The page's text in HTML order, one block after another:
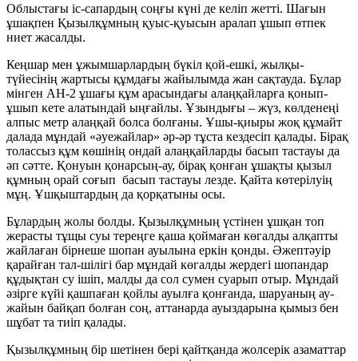
Облыстағы іс-сапардың соңғы күні де келіп жетті. Шағын
ұшақпен Қызылқұмның қуыс-қуысын аралап ұшып өтпек
ниет жасалды.
Кеңшар мен ұжымшарлардың бүкіл қой-ешкі, жылқы-
түйесінің жартысы құмдағы жайылымда жан сақтауда. Бұлар
мінген АН-2 ұшағы құм арасындағы алаңқайларға қонып-
ұшып кете алатындай ыңғайлы. Ұзындығы – жүз, көлденеңі
алпыс метр алаңқай болса болғаны. Ұшы-қиыры жоқ құмайт
далада мұндай «әуежайлар» әр-әр тұста кездесіп қалады. Бірақ
толассыз құм көшінің ондай алаңқайларды басып тастауы да
әп сәтте. Қонуын қонарсың-ау, бірақ қонған ұшақты қызыл
құмның орай соғып басып тастауы лезде. Қайта көтерілуің
мұң. Ұшқыштардың да қорқатыны осы.
Бұлардың жолы болды. Қызылқұмның үстінен ұшқан топ
жерасты тұщы суы тереңге қаша қоймаған көгалды алқапты
жайлаған бірнеше шопан ауылына еркін қонды. Әжептәуір
қарайған тал-шілігі бар мұндай көгалды жердегі шопандар
құдықтан су ішіп, малды да сол сумен суарып отыр. Мұндай
әзірге күйі қашпаған қойлы ауылға қонғанда, шаруаның ау-
жайын байқап болған соң, аттанарда ауыздарына қымыз бен
шұбат та тиіп қалады.
Қызылқұмның бір шетінен бері қайтқанда жолсерік азаматтар